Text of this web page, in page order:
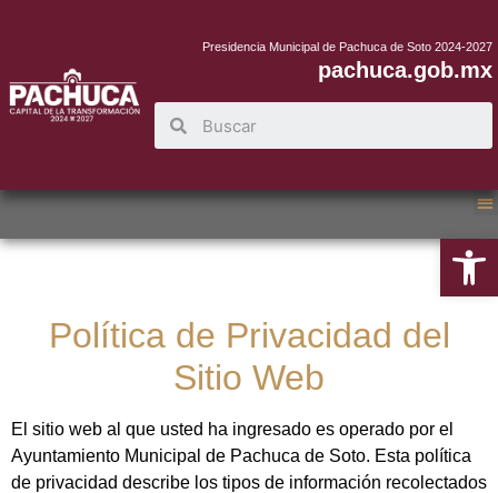
Abrir
Presidencia Municipal de Pachuca de Soto 2024-2027
pachuca.gob.mx
Política de Privacidad del
Sitio Web
El sitio web al que usted ha ingresado es operado por el
Ayuntamiento Municipal de Pachuca de Soto. Esta política
de privacidad describe los tipos de información recolectados